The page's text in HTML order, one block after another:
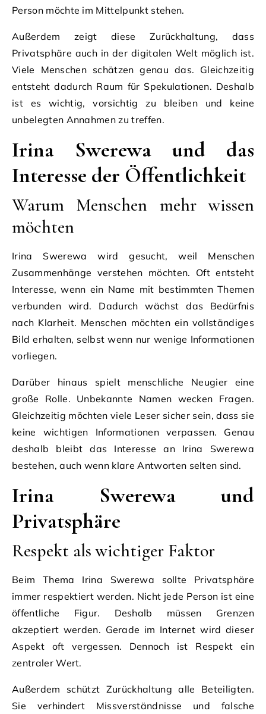
Person möchte im Mittelpunkt stehen.
Außerdem zeigt diese Zurückhaltung, dass
Privatsphäre auch in der digitalen Welt möglich ist.
Viele Menschen schätzen genau das. Gleichzeitig
entsteht dadurch Raum für Spekulationen. Deshalb
ist es wichtig, vorsichtig zu bleiben und keine
unbelegten Annahmen zu treffen.
Irina Swerewa und das
Interesse der Öffentlichkeit
Warum Menschen mehr wissen
möchten
Irina Swerewa wird gesucht, weil Menschen
Zusammenhänge verstehen möchten. Oft entsteht
Interesse, wenn ein Name mit bestimmten Themen
verbunden wird. Dadurch wächst das Bedürfnis
nach Klarheit. Menschen möchten ein vollständiges
Bild erhalten, selbst wenn nur wenige Informationen
vorliegen.
Darüber hinaus spielt menschliche Neugier eine
große Rolle. Unbekannte Namen wecken Fragen.
Gleichzeitig möchten viele Leser sicher sein, dass sie
keine wichtigen Informationen verpassen. Genau
deshalb bleibt das Interesse an Irina Swerewa
bestehen, auch wenn klare Antworten selten sind.
Irina Swerewa und
Privatsphäre
Respekt als wichtiger Faktor
Beim Thema Irina Swerewa sollte Privatsphäre
immer respektiert werden. Nicht jede Person ist eine
öffentliche Figur. Deshalb müssen Grenzen
akzeptiert werden. Gerade im Internet wird dieser
Aspekt oft vergessen. Dennoch ist Respekt ein
zentraler Wert.
Außerdem schützt Zurückhaltung alle Beteiligten.
Sie verhindert Missverständnisse und falsche